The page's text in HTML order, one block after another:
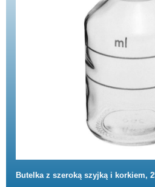
Butelka z szeroką szyjką i korkiem,